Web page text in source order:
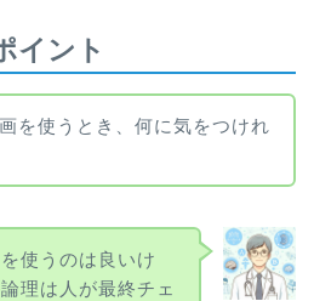
イント
を使うとき、何に気をつけれ
使うのは良いけ
理は人が最終チェ